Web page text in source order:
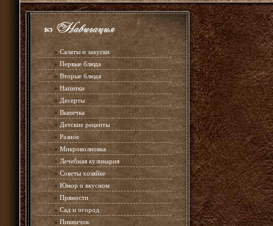
» Салаты и закуски
» Первые блюда
» Вторые блюда
» Напитки
»Десерты
» Выпечка
» Детские рецепты
» Разное
» Микроволновка
» Лечебная кулинария
» Советы хозяйке
» Юмор о вкусном
» Пряности
» Сад и огород
» Пикничок